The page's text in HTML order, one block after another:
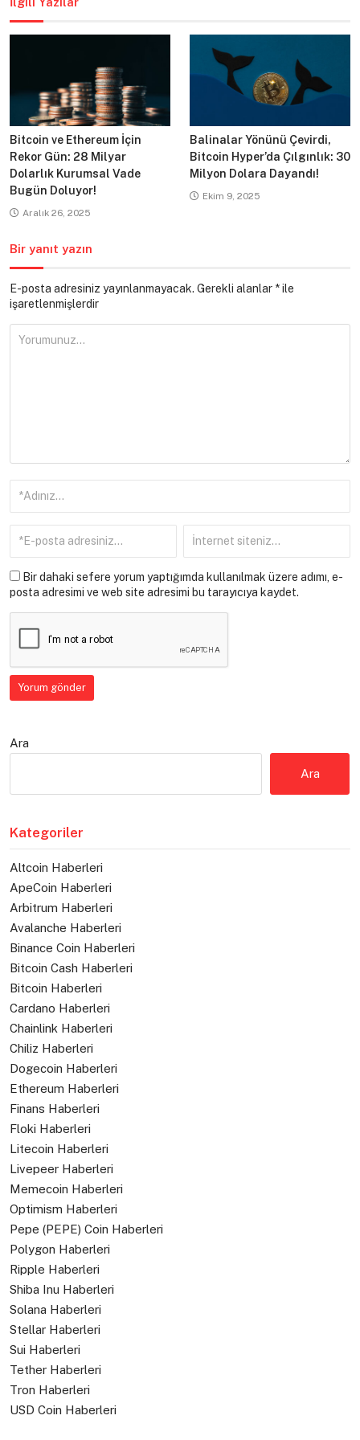
Bitcoin ve Ethereum İçin
Rekor Gün: 28 Milyar
Dolarlık Kurumsal Vade
Bugün Doluyor!
Aralık 26, 2025
Balinalar Yönünü Çevirdi,
Bitcoin Hyper’da Çılgınlık: 30
Milyon Dolara Dayandı!
Ekim 9, 2025
Bir yanıt yazın
E-posta adresiniz yayınlanmayacak. Gerekli alanlar *ile
işaretlenmişlerdir
Bir dahaki sefere yorum yaptığımda kullanılmak üzere adımı, e-
posta adresimi ve web site adresimi bu tarayıcıya kaydet.
Ara
Ara
Kategoriler
Altcoin Haberleri
ApeCoin Haberleri
Arbitrum Haberleri
Avalanche Haberleri
Binance Coin Haberleri
Bitcoin Cash Haberleri
Bitcoin Haberleri
Cardano Haberleri
Chainlink Haberleri
Chiliz Haberleri
Dogecoin Haberleri
Ethereum Haberleri
Finans Haberleri
Floki Haberleri
Litecoin Haberleri
Livepeer Haberleri
Memecoin Haberleri
Optimism Haberleri
Pepe (PEPE) Coin Haberleri
Polygon Haberleri
Ripple Haberleri
Shiba Inu Haberleri
Solana Haberleri
Stellar Haberleri
Sui Haberleri
Tether Haberleri
Tron Haberleri
USD Coin Haberleri